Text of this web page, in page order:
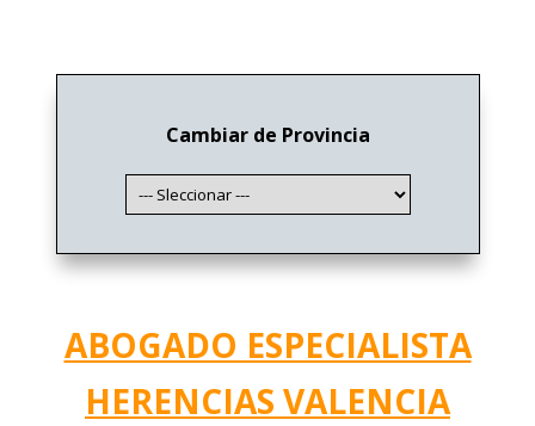
Cambiar de Provincia
ABOGADO ESPECIALISTA
HERENCIAS VALENCIA